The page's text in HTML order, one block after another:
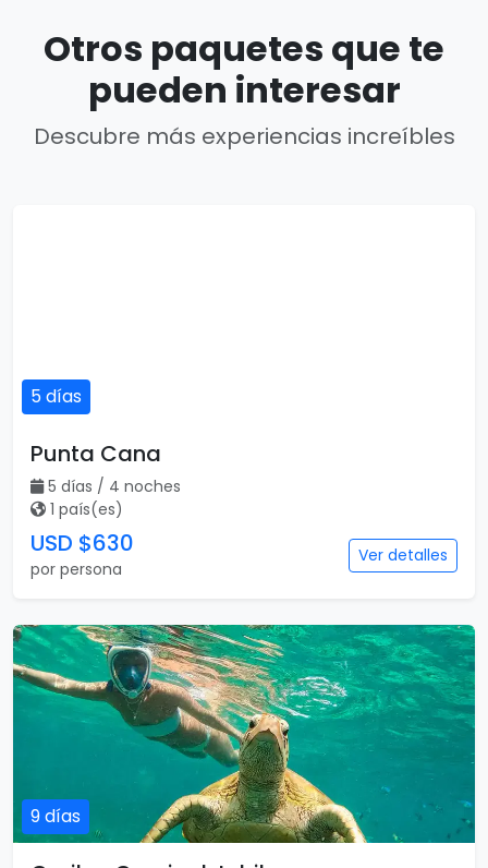
Otros paquetes que te
pueden interesar
Descubre más experiencias increíbles
5 días
Punta Cana
5 días / 4 noches
1 país(es)
USD $630
por persona
Ver detalles
9 días